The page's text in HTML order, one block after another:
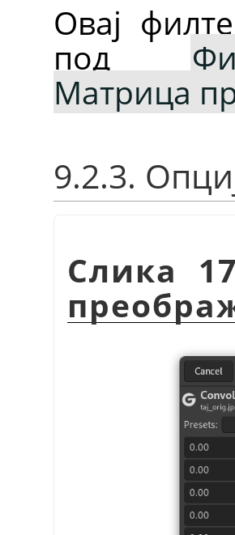
Овај
под
Матрица
9.2.3.
Слика